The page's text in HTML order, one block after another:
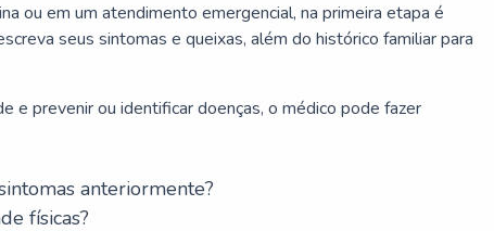
ou em um atendimento emergencial, na primeira etapa é
seus sintomas e queixas, além do histórico familiar para
e prevenir ou identificar doenças, o médico pode fazer
anteriormente?
físicas?